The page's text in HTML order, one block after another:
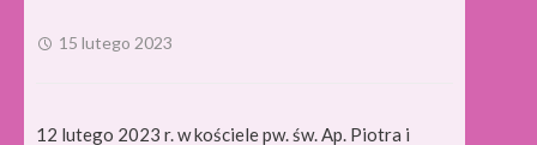
15 lutego 2023
12 lutego 2023 r. w kościele pw. św. Ap. Piotra i